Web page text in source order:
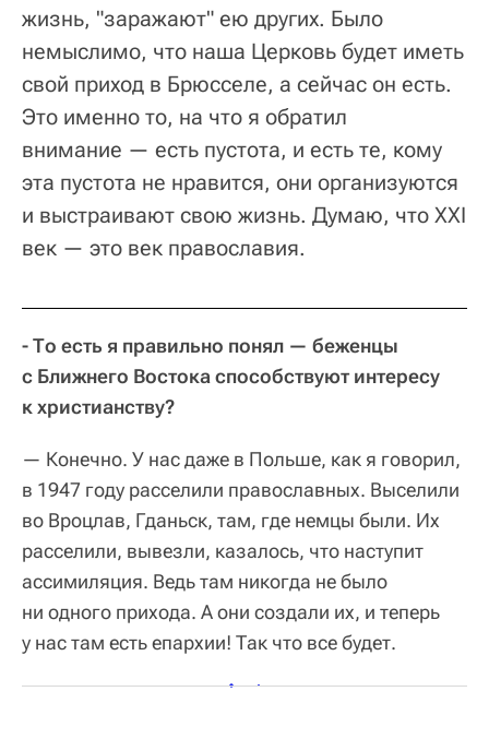
жизнь, "заражают" ею других. Было
немыслимо, что наша Церковь будет иметь
свой приход в Брюсселе, а сейчас он есть.
Это именно то, на что я обратил
внимание — есть пустота, и есть те, кому
эта пустота не нравится, они организуются
и выстраивают свою жизнь. Думаю, что XXI
век — это век православия.
- То есть я правильно понял — беженцы
с Ближнего Востока способствуют интересу
к христианству?
— Конечно. У нас даже в Польше, как я говорил,
в 1947 году расселили православных. Выселили
во Вроцлав, Гданьск, там, где немцы были. Их
расселили, вывезли, казалось, что наступит
ассимиляция. Ведь там никогда не было
ни одного прихода. А они создали их, и теперь
у нас там есть епархии! Так что все будет.